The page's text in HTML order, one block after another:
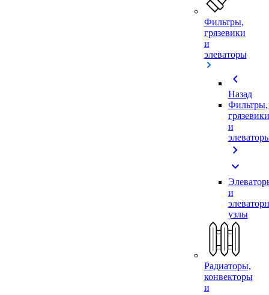
Фильтры,
грязевики
и
элеваторы
chevron_left
Назад
Фильтры,
грязевики
и
chevron_right
expand_more
и
узлы
Радиаторы,
конвекторы
и